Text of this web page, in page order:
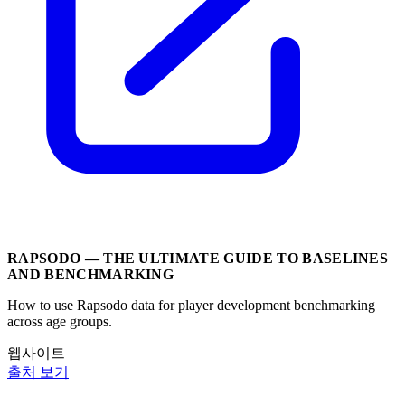
RAPSODO — THE ULTIMATE GUIDE TO BASELINES
AND BENCHMARKING
How to use Rapsodo data for player development benchmarking
across age groups.
웹사이트
출처 보기